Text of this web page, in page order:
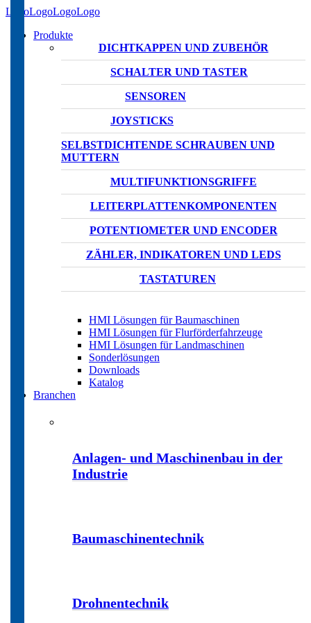
Produkte
DICHTKAPPEN UND ZUBEHÖR
SCHALTER UND TASTER
SENSOREN
JOYSTICKS
SELBSTDICHTENDE SCHRAUBEN UND
MUTTERN
MULTIFUNKTIONSGRIFFE
LEITERPLATTENKOMPONENTEN
POTENTIOMETER UND ENCODER
ZÄHLER, INDIKATOREN UND LEDS
TASTATUREN
HMI Lösungen für Baumaschinen
HMI Lösungen für Flurförderfahrzeuge
HMI Lösungen für Landmaschinen
Sonderlösungen
Downloads
Katalog
Branchen
Anlagen- und Maschinenbau in der
Industrie
Baumaschinentechnik
Drohnentechnik